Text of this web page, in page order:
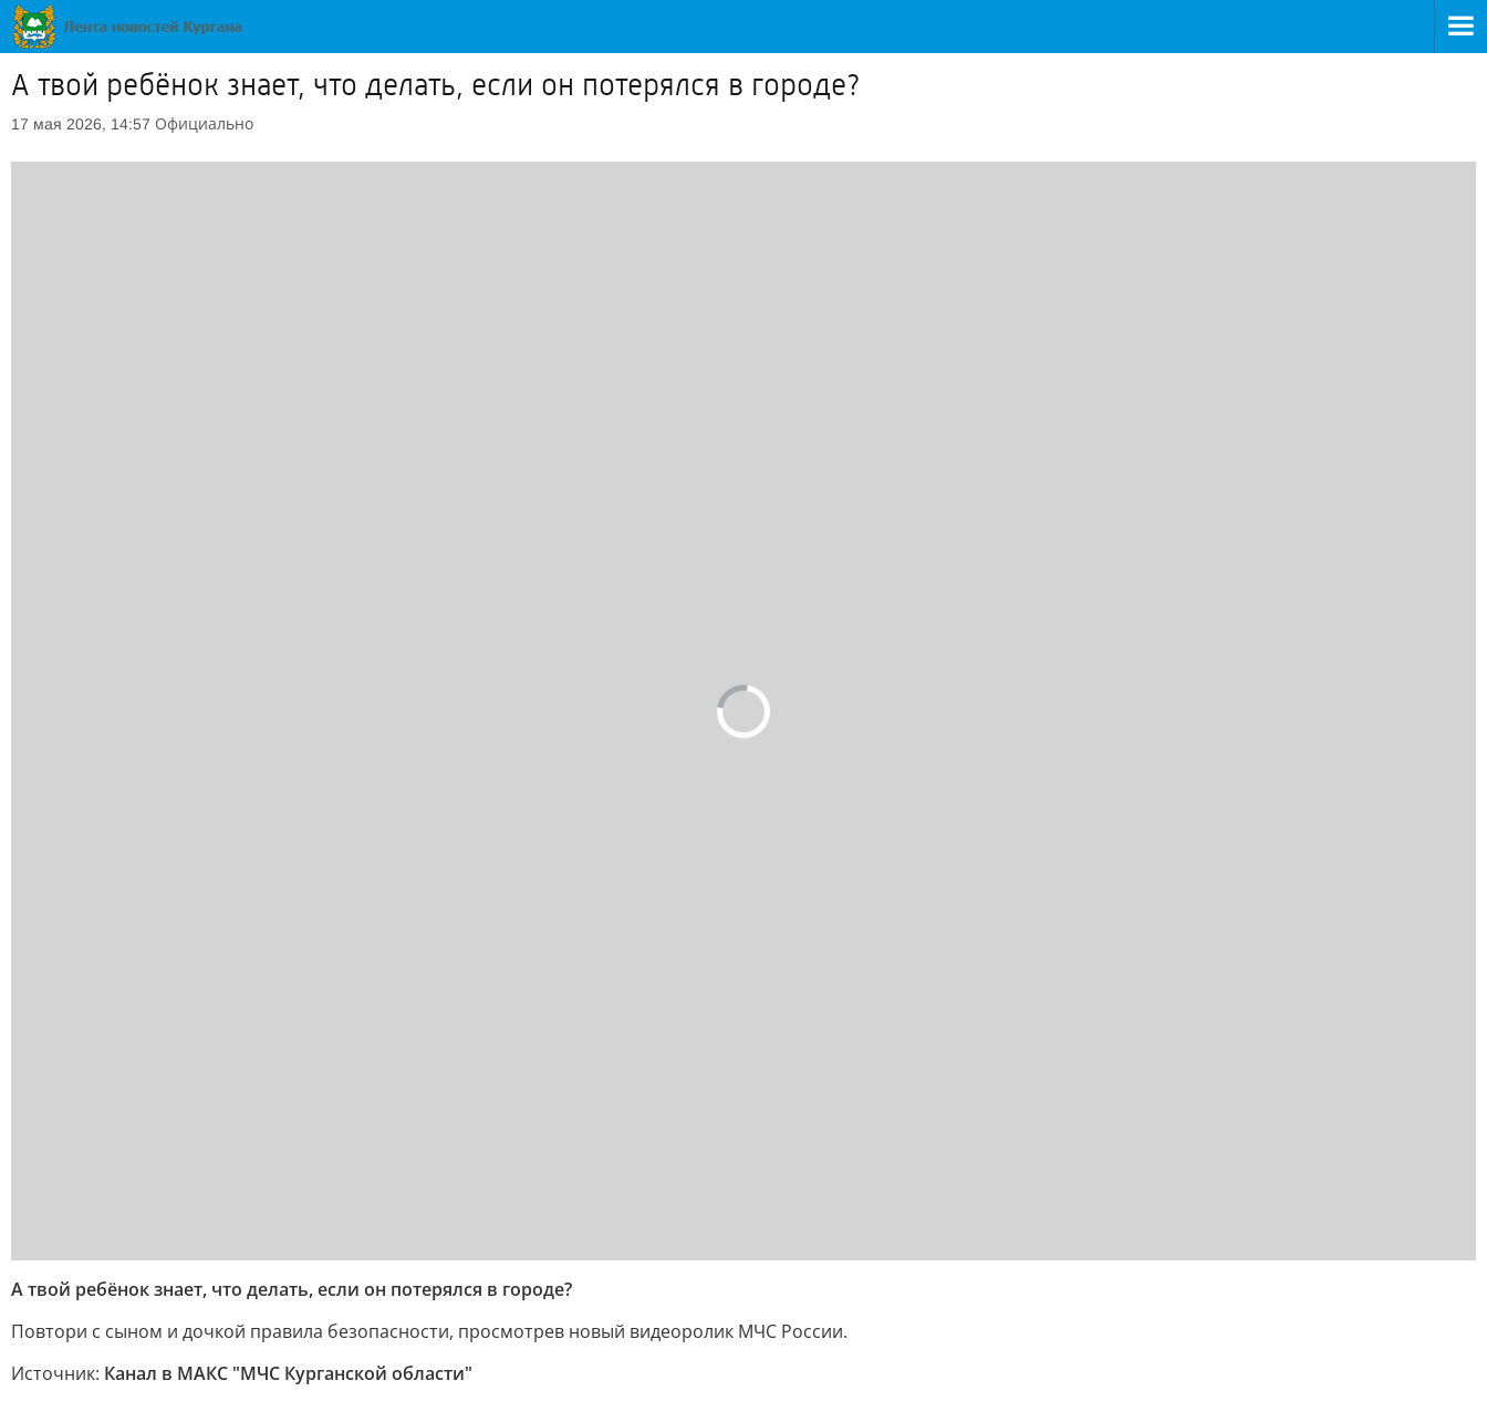
А твой ребёнок знает, что делать, если он потерялся в городе?
17 мая 2026, 14:57 Официально
А твой ребёнок знает, что делать, если он потерялся в городе?
Повтори с сыном и дочкой правила безопасности, просмотрев новый видеоролик МЧС России.
Источник: Канал в МАКС "МЧС Курганской области"